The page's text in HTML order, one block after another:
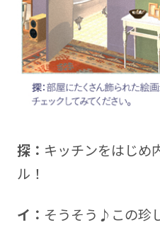
探： キッチンをはじめ
ル！
イ： そうそう♪この珍